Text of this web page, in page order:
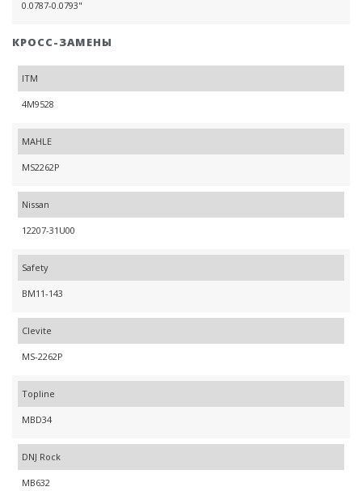
0.0787-0.0793"
КРОСС-ЗАМЕНЫ
ITM
4M9528
MAHLE
MS2262P
Nissan
12207-31U00
Safety
BM11-143
Clevite
MS-2262P
Topline
MBD34
DNJ Rock
MB632